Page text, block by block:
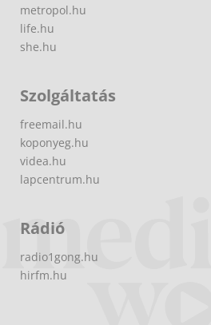
metropol.hu
life.hu
she.hu
Szolgáltatás
freemail.hu
koponyeg.hu
videa.hu
lapcentrum.hu
Rádió
radio1gong.hu
hirfm.hu